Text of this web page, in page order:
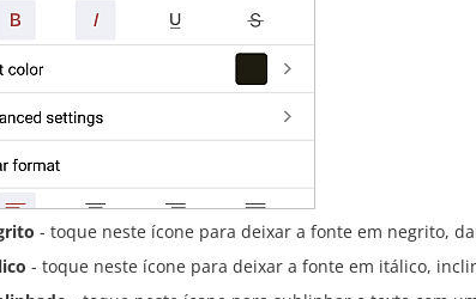
- toque neste ícone para deixar a fonte em negrito,
- toque neste ícone para deixar a fonte em itálico,